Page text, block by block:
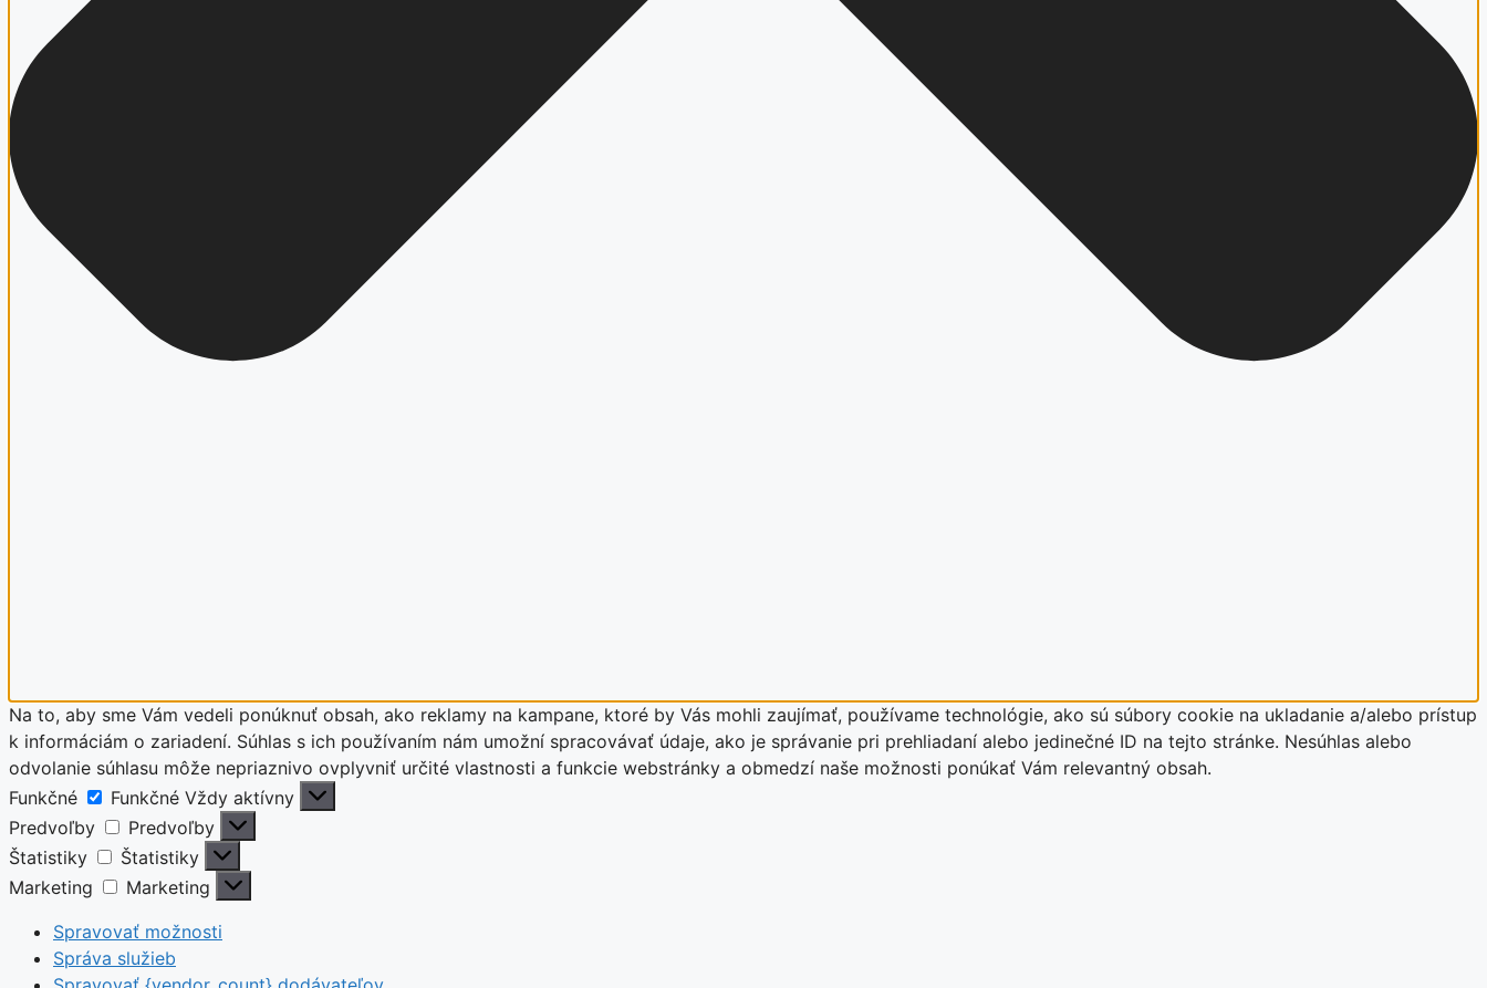
Na to, aby sme Vám vedeli ponúknuť obsah, ako reklamy na kampane, ktoré by Vás mohli zaujímať, používame technológie, ako sú súbory cookie na ukladanie a/alebo prístup
k informáciám o zariadení. Súhlas s ich používaním nám umožní spracovávať údaje, ako je správanie pri prehliadaní alebo jedinečné ID na tejto stránke. Nesúhlas alebo
odvolanie súhlasu môže nepriaznivo ovplyvniť určité vlastnosti a funkcie webstránky a obmedzí naše možnosti ponúkať Vám relevantný obsah.
Funkčné
Funkčné Vždy aktívny
Predvoľby
Predvoľby
Štatistiky
Štatistiky
Marketing
Marketing
Spravovať možnosti
Správa služieb